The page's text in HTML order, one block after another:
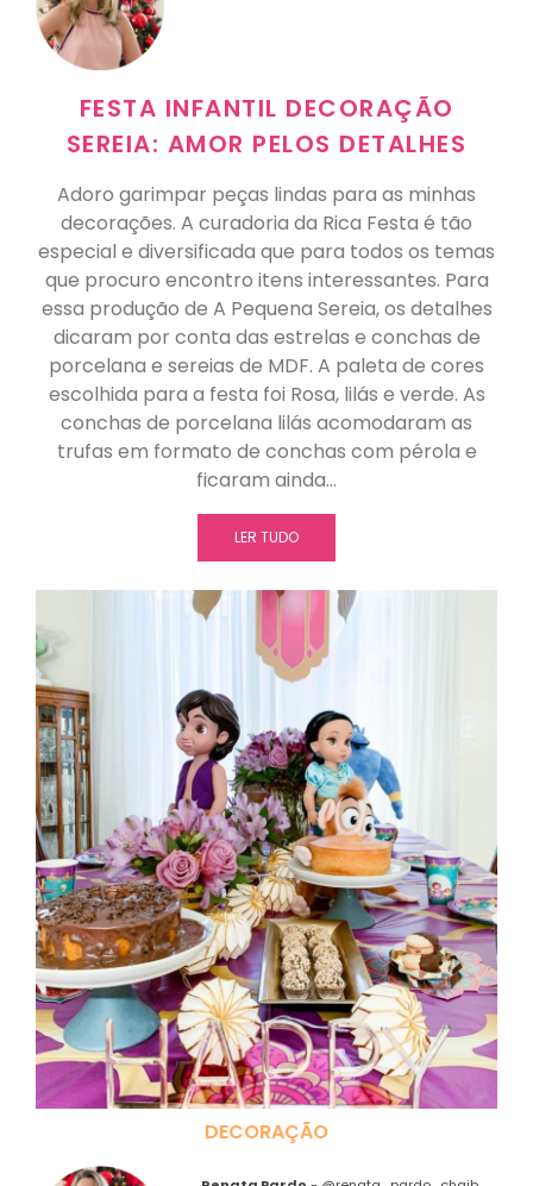
FESTA INFANTIL DECORAÇÃO
SEREIA: AMOR PELOS DETALHES
Adoro garimpar peças lindas para as minhas
decorações. A curadoria da Rica Festa é tão
especial e diversificada que para todos os temas
que procuro encontro itens interessantes. Para
essa produção de A Pequena Sereia, os detalhes
dicaram por conta das estrelas e conchas de
porcelana e sereias de MDF. A paleta de cores
escolhida para a festa foi Rosa, lilás e verde. As
conchas de porcelana lilás acomodaram as
trufas em formato de conchas com pérola e
ficaram ainda…
LER TUDO
DECORAÇÃO